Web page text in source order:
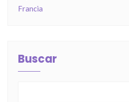
Francia
Buscar